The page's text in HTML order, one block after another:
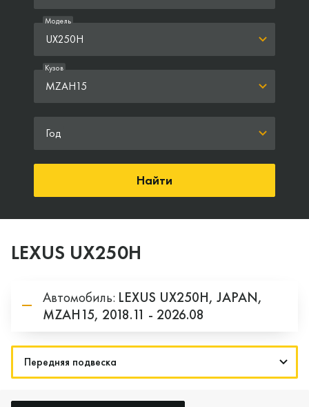
UX250H
Модель
MZAH15
Кузов
Год
Найти
LEXUS UX250H
Автомобиль: LEXUS UX250H, JAPAN,
MZAH15, 2018.11 - 2026.08